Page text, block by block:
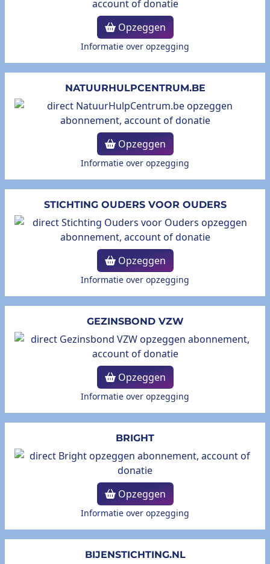
Opzeggen
Informatie over opzegging
NATUURHULPCENTRUM.BE
Opzeggen
Informatie over opzegging
STICHTING OUDERS VOOR OUDERS
Opzeggen
Informatie over opzegging
GEZINSBOND VZW
Opzeggen
Informatie over opzegging
BRIGHT
Opzeggen
Informatie over opzegging
BIJENSTICHTING.NL